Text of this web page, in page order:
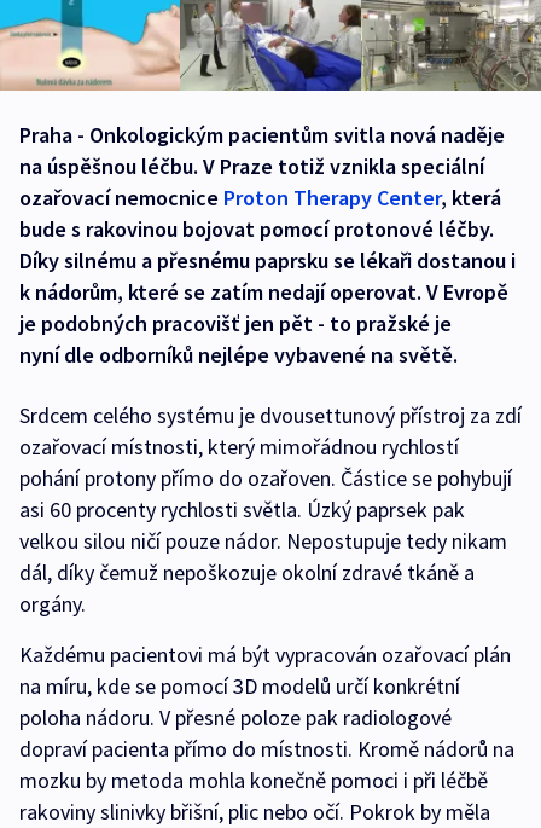
Praha - Onkologickým pacientům svitla nová naděje
na úspěšnou léčbu. V Praze totiž vznikla speciální
ozařovací nemocnice Proton Therapy Center, která
bude s rakovinou bojovat pomocí protonové léčby.
Díky silnému a přesnému paprsku se lékaři dostanou i
k nádorům, které se zatím nedají operovat. V Evropě
je podobných pracovišť jen pět - to pražské je
nyní dle odborníků nejlépe vybavené na světě.
Srdcem celého systému je dvousettunový přístroj za zdí
ozařovací místnosti, který mimořádnou rychlostí
pohání protony přímo do ozařoven. Částice se pohybují
asi 60 procenty rychlosti světla. Úzký paprsek pak
velkou silou ničí pouze nádor. Nepostupuje tedy nikam
dál, díky čemuž nepoškozuje okolní zdravé tkáně a
orgány.
Každému pacientovi má být vypracován ozařovací plán
na míru, kde se pomocí 3D modelů určí konkrétní
poloha nádoru. V přesné poloze pak radiologové
dopraví pacienta přímo do místnosti. Kromě nádorů na
mozku by metoda mohla konečně pomoci i při léčbě
rakoviny slinivky břišní, plic nebo očí. Pokrok by měla